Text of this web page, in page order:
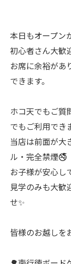
本日もオープン
初心者さん大歓
お席に余裕があ
できます。
ホコ天でもご質
でもご利用でき
当店は前面が大
ル・完全禁煙🚭
お子様が安心し
見学のみも大歓
せ✨
皆様のお越しを